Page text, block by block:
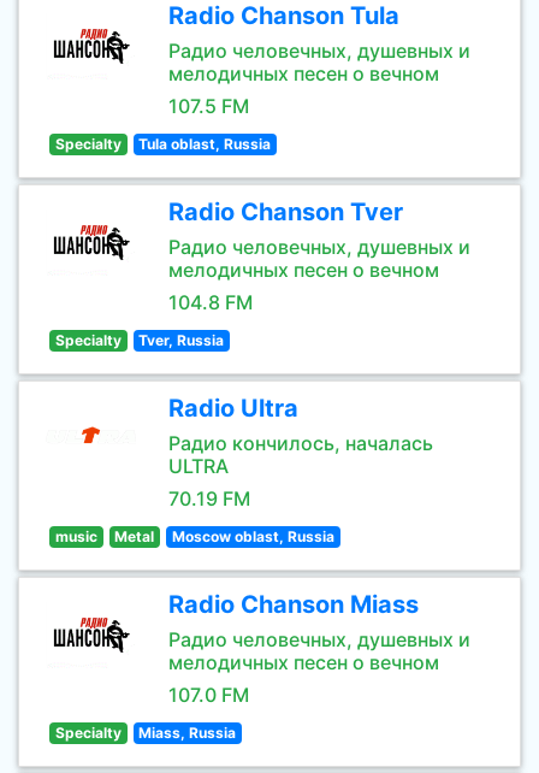
Radio Chanson Tula
Радио человечных, душевных и
мелодичных песен о вечном
107.5 FM
Specialty Tula oblast, Russia
Radio Chanson Tver
Радио человечных, душевных и
мелодичных песен о вечном
104.8 FM
Specialty Tver, Russia
Radio Ultra
Радио кончилось, началась
ULTRA
70.19 FM
music Metal Moscow oblast, Russia
Radio Chanson Miass
Радио человечных, душевных и
мелодичных песен о вечном
107.0 FM
Specialty Miass, Russia